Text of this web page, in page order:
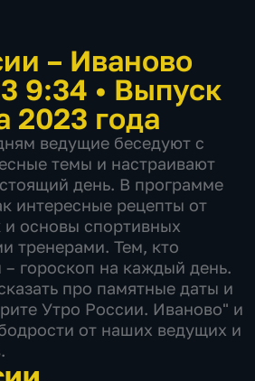
– Иваново
9:34 • Выпуск
2023 года
ведущие беседуют с
темы и настраивают
день. В программе
интересные рецепты от
основы спортивных
тренерами. Тем, кто
– гороскоп на каждый день.
про памятные даты и
Утро России. Иваново" и
от наших ведущих и